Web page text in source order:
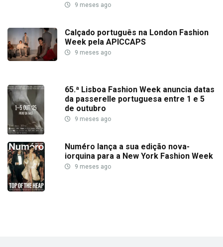
9 meses ago
Calçado português na London Fashion
Week pela APICCAPS
9 meses ago
65.ª Lisboa Fashion Week anuncia datas
da passerelle portuguesa entre 1 e 5
de outubro
9 meses ago
Numéro lança a sua edição nova-
iorquina para a New York Fashion Week
9 meses ago